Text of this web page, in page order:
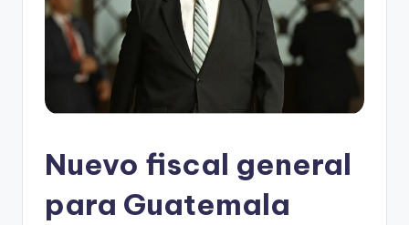
Nuevo fiscal general
para Guatemala